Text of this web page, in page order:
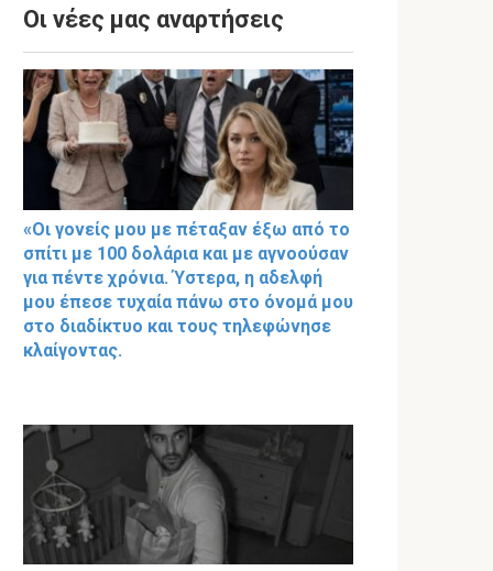
Οι νέες μας αναρτήσεις
«Οι γονείς μου με πέταξαν έξω από το
σπίτι με 100 δολάρια και με αγνοούσαν
για πέντε χρόνια. Ύστερα, η αδελφή
μου έπεσε τυχαία πάνω στο όνομά μου
στο διαδίκτυο και τους τηλεφώνησε
κλαίγοντας.